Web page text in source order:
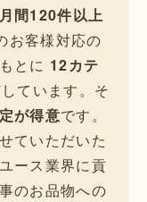
月間120件以上
お客様対応の
とに 12カテ
ています。そ
が得意です。
ていただいた
ース業界に貢
のお品物への